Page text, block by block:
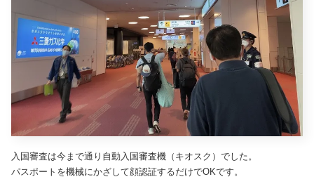
入国審査は今まで通り自動入国審査機（キオスク）でした。
パスポートを機械にかざして顔認証するだけでOKです。